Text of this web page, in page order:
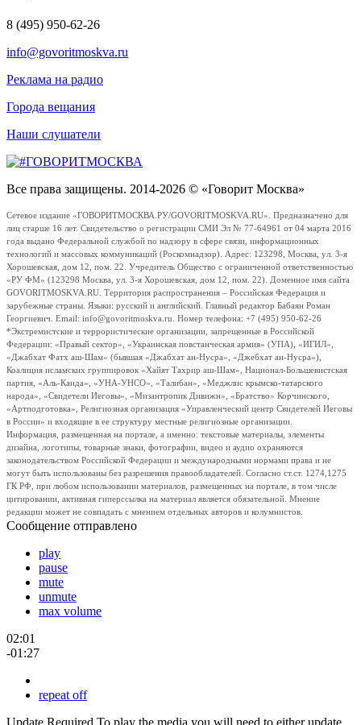
8 (495) 950-62-26
info@govoritmoskva.ru
Реклама на радио
Города вещания
Наши слушатели
Все права защищены. 2014-2026 © «Говорит Москва»
Сетевое издание «ГОВОРИТМОСКВА.РУ/GOVORITMOSKVA.RU». Предназначено для
лиц старше 16 лет. Свидетельство о регистрации СМИ Эл № 77-64961 от 04 марта 2016
года выдано Федеральной службой по надзору в сфере связи, информационных
технологий и массовых коммуникаций (Роскомнадзор). Адрес: 123298, Москва, ул. 3-я
Хорошевская, дом 12, пом. 22. Учредитель Общество с ограниченной ответственностью
«РУ ФМ» (123298 Москва, ул. 3-я Хорошевская, дом 12, пом. 22). Доменное имя сайта
GOVORITMOSKVA.RU. Территория распространения – Российская Федерация и
зарубежные страны. Языки: русский и английский. Главный редактор Бабаян Роман
Георгиевич. Email: info@govoritmoskva.ru. Номер телефона: +7 (495) 950-62-26
*Экстремистские и террористические организации, запрещенные в Российской
Федерации: «Правый сектор», «Украинская повстанческая армия» (УПА), «ИГИЛ»,
«Джабхат Фатх аш-Шам» (бывшая «Джабхат ан-Нусра», «Джебхат ан-Нусра»),
Коалиция исламских группировок «Хайят Тахрир аш-Шам», Национал-Большевистская
партия, «Аль-Каида», «УНА-УНСО», «Талибан», «Меджлис крымско-татарского
народа», «Свидетели Иеговы», «Мизантропик Дивижн», «Братство» Корчинского,
«Артподготовка», Религиозная организация «Управленческий центр Свидетелей Иеговы
в России» и входящие в ее структуру местные религиозные организации.
Информация, размещенная на портале, а именно: текстовые материалы, элементы
дизайна, логотипы, товарные знаки, фотографии, видео и аудио охраняются
законодательством Российской Федерации и международными нормами права и не
могут быть использованы без разрешения правообладателей. Согласно ст.ст. 1274,1275
ГК РФ, при любом использовании материалов, размещенных на портале, в том числе
цитировании, активная гиперссылка на материал является обязательной. Мнение
редакции может не совпадать с мнением отдельных авторов и колумнистов.
Сообщение отправлено
play
pause
mute
unmute
max volume
02:01
-01:27
repeat off
Update Required To play the media you will need to either update